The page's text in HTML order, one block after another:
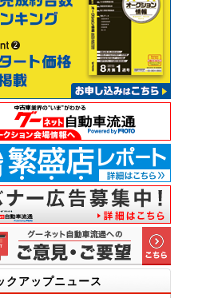
クアップニュース